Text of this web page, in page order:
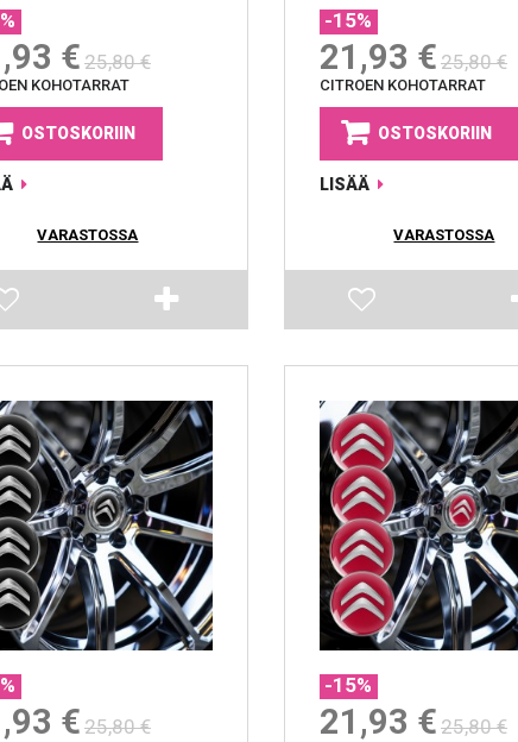
€ 25,80 €
KOHOTARRAT
OSTOSKORIIN
VARASTOSSA
-15%
21,93 € 25,80 €
CITROEN KOHOTARRAT
OSTOSKORIIN
LISÄÄ
VARASTOSSA
€ 25,80 €
-15%
21,93 € 25,80 €